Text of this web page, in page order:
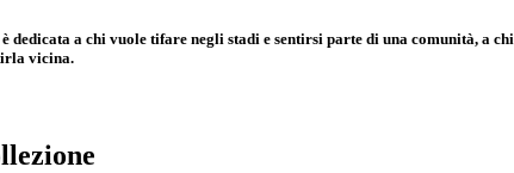
dedicata a chi vuole tifare negli stadi e sentirsi parte di una comunità,
vicina.